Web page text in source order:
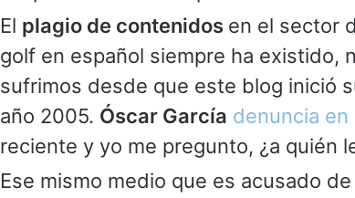
El plagio de contenidos en el sector
golf en español siempre ha existido,
sufrimos desde que este blog inició
año 2005. Óscar García denuncia
reciente y yo me pregunto, ¿a quién
Ese mismo medio que es acusado